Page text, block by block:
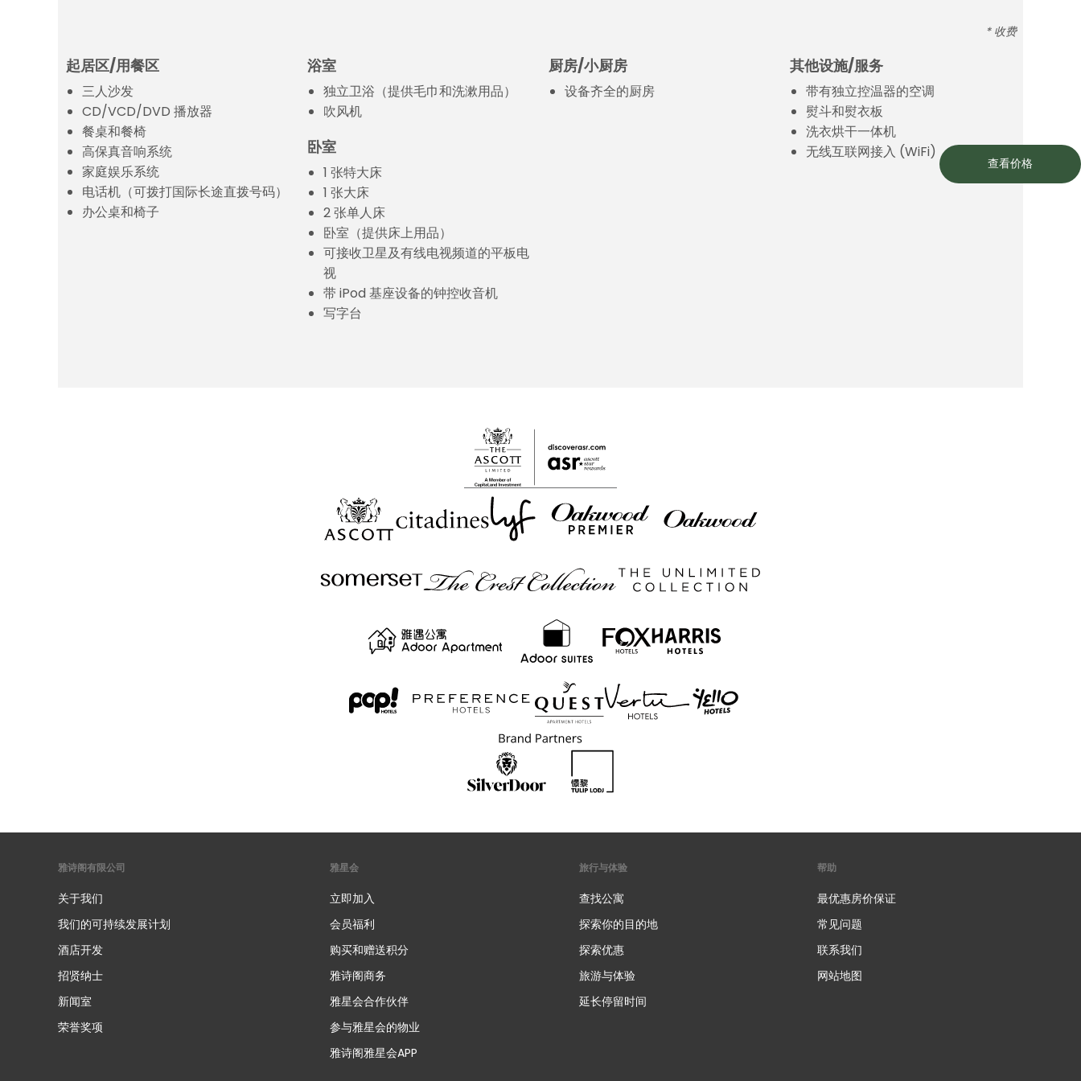
查看价格
* 收费
起居区/用餐区
三人沙发
CD/VCD/DVD 播放器
餐桌和餐椅
高保真音响系统
家庭娱乐系统
电话机（可拨打国际长途直拨号码）
办公桌和椅子
浴室
独立卫浴（提供毛巾和洗漱用品）
吹风机
卧室
1 张特大床
1 张大床
2 张单人床
卧室（提供床上用品）
可接收卫星及有线电视频道的平板电
视
带 iPod 基座设备的钟控收音机
写字台
厨房/小厨房
设备齐全的厨房
其他设施/服务
带有独立控温器的空调
熨斗和熨衣板
洗衣烘干一体机
无线互联网接入 (WiFi)
雅诗阁有限公司
关于我们
我们的可持续发展计划
酒店开发
招贤纳士
新闻室
荣誉奖项
雅星会
立即加入
会员福利
购买和赠送积分
雅诗阁商务
雅星会合作伙伴
参与雅星会的物业
雅诗阁雅星会APP
旅行与体验
查找公寓
探索你的目的地
探索优惠
旅游与体验
延长停留时间
帮助
最优惠房价保证
常见问题
联系我们
网站地图